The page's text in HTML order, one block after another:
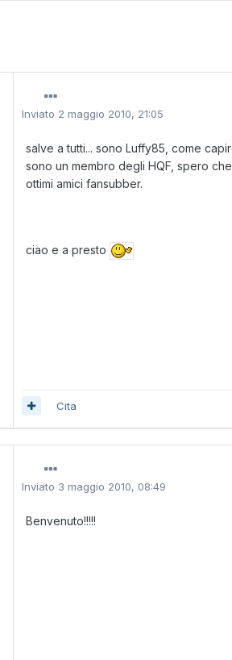
Inviato 2 maggio 2010, 21:05
salve a tutti... sono Luffy85, come
sono un membro degli HQF, spero
ottimi amici fansubber.
ciao e a presto
Cita
Inviato 3 maggio 2010, 08:49
Benvenuto!!!!!